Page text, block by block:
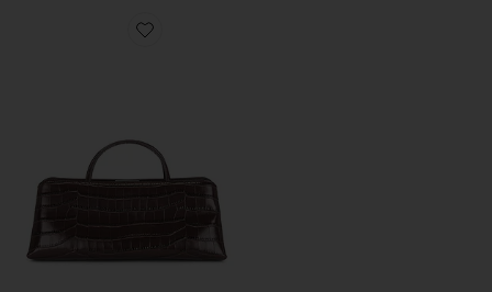
Favorite СУМКА CROC ÉCLAIR